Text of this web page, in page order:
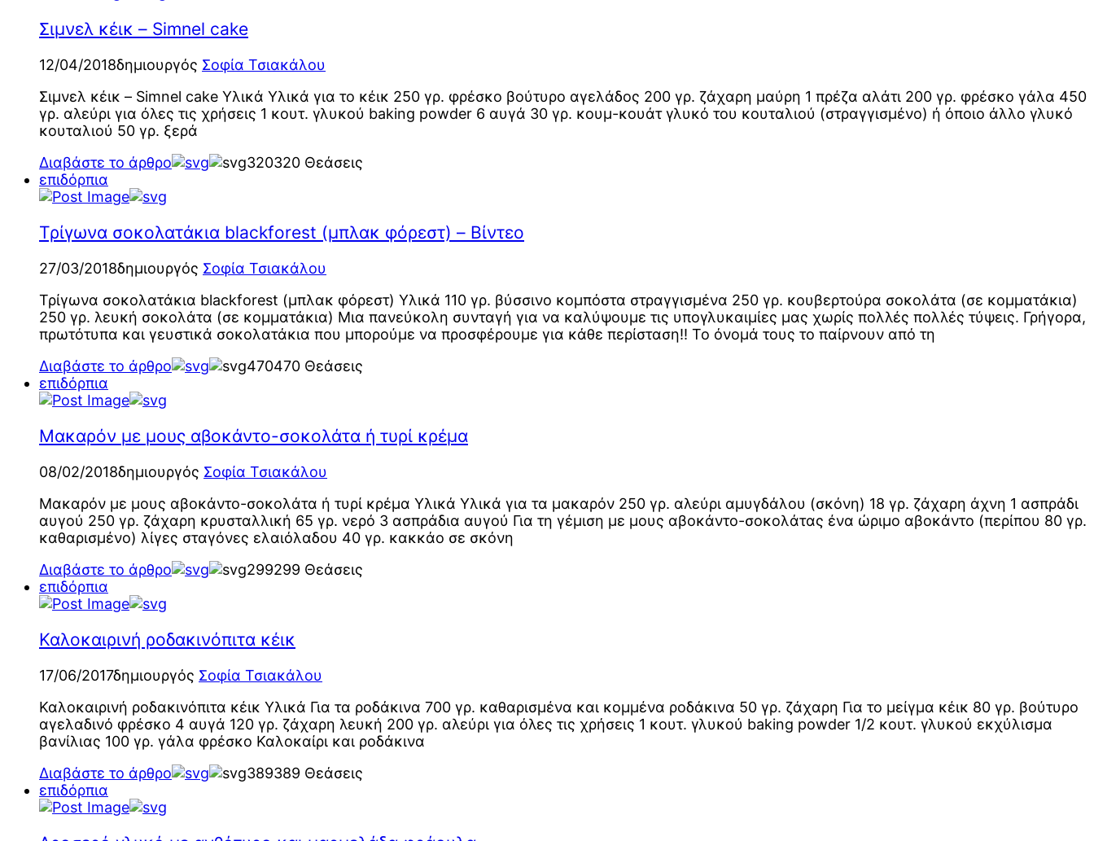
Σιμνελ κέικ – Simnel cake
12/04/2018δημιουργός Σοφία Τσιακάλου
Σιμνελ κέικ – Simnel cake Υλικά Υλικά για το κέικ 250 γρ. φρέσκο βούτυρο αγελάδος 200 γρ. ζάχαρη μαύρη 1 πρέζα αλάτι 200 γρ. φρέσκο γάλα 450
γρ. αλεύρι για όλες τις χρήσεις 1 κουτ. γλυκού baking powder 6 αυγά 30 γρ. κουμ-κουάτ γλυκό του κουταλιού (στραγγισμένο) ή όποιο άλλο γλυκό
κουταλιού 50 γρ. ξερά
Διαβάστε το άρθρο
320320 Θεάσεις
επιδόρπια
Τρίγωνα σοκολατάκια blackforest (μπλακ φόρεστ) – Βίντεο
27/03/2018δημιουργός Σοφία Τσιακάλου
Τρίγωνα σοκολατάκια blackforest (μπλακ φόρεστ) Υλικά 110 γρ. βύσσινο κομπόστα στραγγισμένα 250 γρ. κουβερτούρα σοκολάτα (σε κομματάκια)
250 γρ. λευκή σοκολάτα (σε κομματάκια) Μια πανεύκολη συνταγή για να καλύψουμε τις υπογλυκαιμίες μας χωρίς πολλές πολλές τύψεις. Γρήγορα,
πρωτότυπα και γευστικά σοκολατάκια που μπορούμε να προσφέρουμε για κάθε περίσταση!! Το όνομά τους το παίρνουν από τη
Διαβάστε το άρθρο
470470 Θεάσεις
επιδόρπια
Μακαρόν με μους αβοκάντο-σοκολάτα ή τυρί κρέμα
08/02/2018δημιουργός Σοφία Τσιακάλου
Μακαρόν με μους αβοκάντο-σοκολάτα ή τυρί κρέμα Υλικά Υλικά για τα μακαρόν 250 γρ. αλεύρι αμυγδάλου (σκόνη) 18 γρ. ζάχαρη άχνη 1 ασπράδι
αυγού 250 γρ. ζάχαρη κρυσταλλική 65 γρ. νερό 3 ασπράδια αυγού Για τη γέμιση με μους αβοκάντο-σοκολάτας ένα ώριμο αβοκάντο (περίπου 80 γρ.
καθαρισμένο) λίγες σταγόνες ελαιόλαδου 40 γρ. κακκάο σε σκόνη
Διαβάστε το άρθρο
299299 Θεάσεις
επιδόρπια
Καλοκαιρινή ροδακινόπιτα κέικ
17/06/2017δημιουργός Σοφία Τσιακάλου
Καλοκαιρινή ροδακινόπιτα κέικ Υλικά Για τα ροδάκινα 700 γρ. καθαρισμένα και κομμένα ροδάκινα 50 γρ. ζάχαρη Για το μείγμα κέικ 80 γρ. βούτυρο
αγελαδινό φρέσκο 4 αυγά 120 γρ. ζάχαρη λευκή 200 γρ. αλεύρι για όλες τις χρήσεις 1 κουτ. γλυκού baking powder 1/2 κουτ. γλυκού εκχύλισμα
βανίλιας 100 γρ. γάλα φρέσκο Καλοκαίρι και ροδάκινα
Διαβάστε το άρθρο
389389 Θεάσεις
επιδόρπια